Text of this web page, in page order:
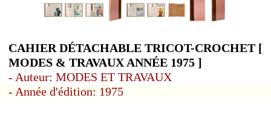
CAHIER DÉTACHABLE TRICOT-CROCHET [
MODES & TRAVAUX ANNÉE 1975 ]
- Auteur: MODES ET TRAVAUX
- Année d'édition: 1975